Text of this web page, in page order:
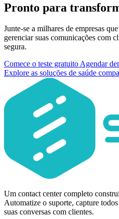
Pronto para
Junte-se a milhares de empresas
gerenciar suas comunicações com
segura.
Comece o teste gratuitoAgendar
Explore as soluções de saúde
Um contact center completo
Automatize o suporte, capture
suas conversas com clientes.